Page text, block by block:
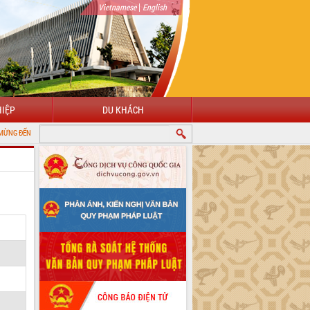
Vietnamese| English
DU KHÁCH
THÔNG TIN ĐIỆN TỬ TỈNH ĐẮK LẮK